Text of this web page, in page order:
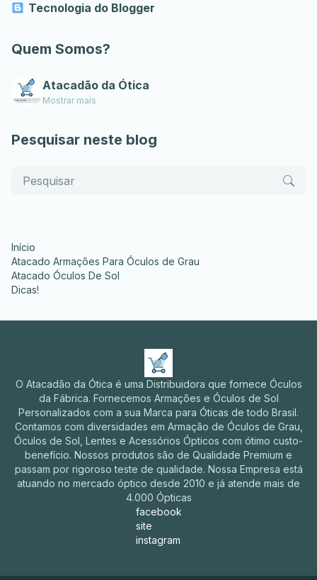
Tecnologia do Blogger
Quem Somos?
Atacadão da Ótica
Mostrar mais
Pesquisar neste blog
Início
Atacado Armações Para Óculos de Grau
Atacado Óculos De Sol
Dicas!
O Atacadão da Ótica é uma Distribuidora que fornece Óculos
da Fábrica. Fornecemos Armações e Óculos de Sol
Personalizados com a sua Marca para Óticas de todo Brasil.
Contamos com diversidades em Armação de Óculos de Grau,
Óculos de Sol, Lentes e Acessórios Ópticos com ótimo custo-
benefício. Nossos produtos são de Qualidade Premium e
passam por rigoroso teste de qualidade. Nossa Empresa está
atuando no mercado óptico desde 2010 e já atende mais de
4.000 Ópticas
facebook
site
instagram